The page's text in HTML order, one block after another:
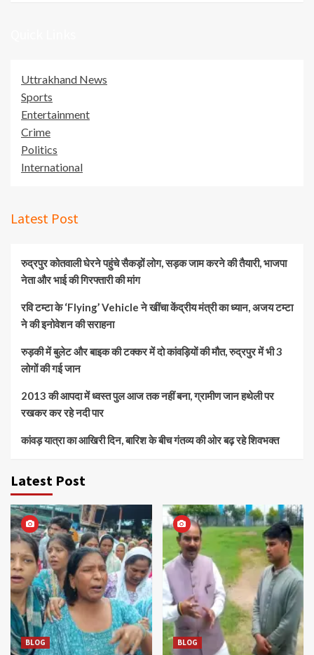
Uttrakhand News
Sports
Entertainment
Crime
Politics
International
Latest Post
रुद्रपुर कोतवाली घेरने पहुंचे सैकड़ों लोग, सड़क जाम करने की तैयारी, भाजपा
नेता और भाई की गिरफ्तारी की मांग
रवि टम्टा के ‘Flying’ Vehicle ने खींचा केंद्रीय मंत्री का ध्यान, अजय टम्टा
ने की इनोवेशन की सराहना
रुड़की में बुलेट और बाइक की टक्कर में दो कांवड़ियों की मौत, रुद्रपुर में भी 3
लोगों की गई जान
2013 की आपदा में ध्वस्त पुल आज तक नहीं बना, ग्रामीण जान हथेली पर
रखकर कर रहे नदी पार
कांवड़ यात्रा का आखिरी दिन, बारिश के बीच गंतव्य की ओर बढ़ रहे शिवभक्त
Latest Post
BLOG BLOG